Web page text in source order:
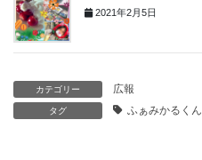
2021年2月5日
カテゴリー 広報
タグ ふぁみかるくん